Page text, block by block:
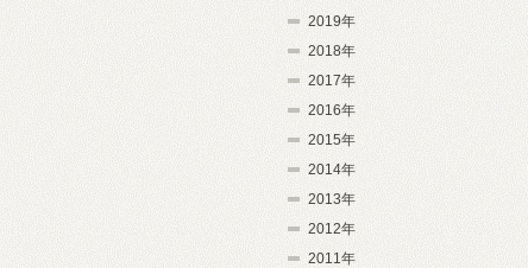
2019年
2018年
2017年
2016年
2015年
2014年
2013年
2012年
2011年